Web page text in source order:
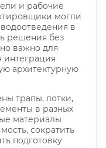
и рабочие
могли
в
решения без
важно для
интеграция
архитектурную
трапы, лотки,
в разных
материалы
сократить
подготовку